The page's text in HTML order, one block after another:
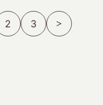
2 3